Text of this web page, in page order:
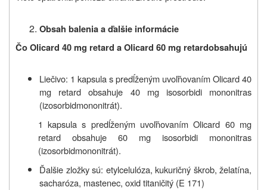
Obsah balenia a ďalšie informácie
ČoOlicard 40 mg retard aOlicard 60 mg retardobsahujú
Liečivo: 1 kapsula s predĺženým uvoľňovaním Olicard 40
mg retard obsahuje 40 mg isosorbidi mononitras
(izosorbidmononitrát).
1 kapsula s predĺženým uvoľňovaním Olicard 60 mg
retard obsahuje 60 mg isosorbidi mononitras
(izosorbidmononitrát).
Ďalšie zložky sú: etylcelulóza, kukuričný škrob, želatína,
sacharóza, mastenec, oxid titaničitý (E 171)